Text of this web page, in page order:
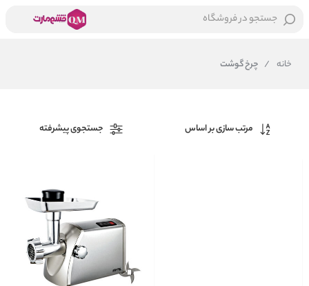
جستجو در فروشگاه
خانه / چرخ گوشت
مرتب سازی بر اساس جستجوی پیشرفته